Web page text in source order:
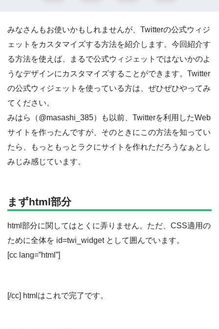
みなさんもお使いかもしれませんが、Twitterの公式ウィジ
ェットをカスタマイズする方法を紹介します。今回紹介す
る方法を使えば、まるで公式ウィジェットではないかのよ
うなデザインにカスタマイズすることができます。Twitter
の公式ウィジェットを使っている方は、ぜひぜひやってみ
てください。
みはら（@masashi_385）も以前、Twitterを利用したWeb
サイトを作ったんですが、そのときにこの方法を知ってい
たら、もっともっとラクにサイトを作れただろうなぁとし
みじみ感じています。
まずhtml部分
html部分に関してはとくに弄りません。ただ、CSS適用の
ために全体を id=twi_widget として囲んでいます。
[cc lang=”html”]
[/cc] htmlはこれで完了です。